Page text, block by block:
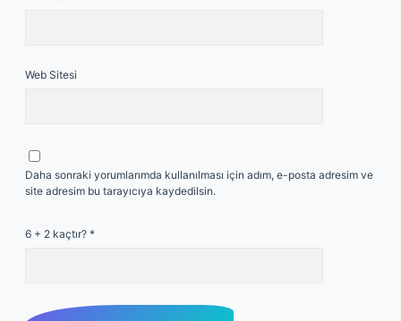
Web Sitesi
Daha sonraki yorumlarımda kullanılması için adım, e-posta adresim ve
site adresim bu tarayıcıya kaydedilsin.
6 + 2 kaçtır? *